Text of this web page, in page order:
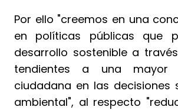
Por ello "creemos en una
en políticas públicas que
desarrollo sostenible a
tendientes a una mayor
ciudadana en las decisiones
ambiental", al respecto